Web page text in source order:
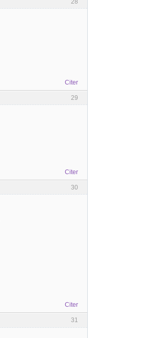
Citer
29
Citer
30
Citer
31